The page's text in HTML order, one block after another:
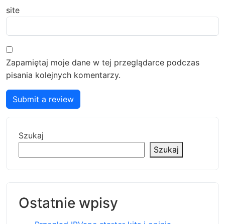
site
Zapamiętaj moje dane w tej przeglądarce podczas
pisania kolejnych komentarzy.
Submit a review
Szukaj
Szukaj
Ostatnie wpisy